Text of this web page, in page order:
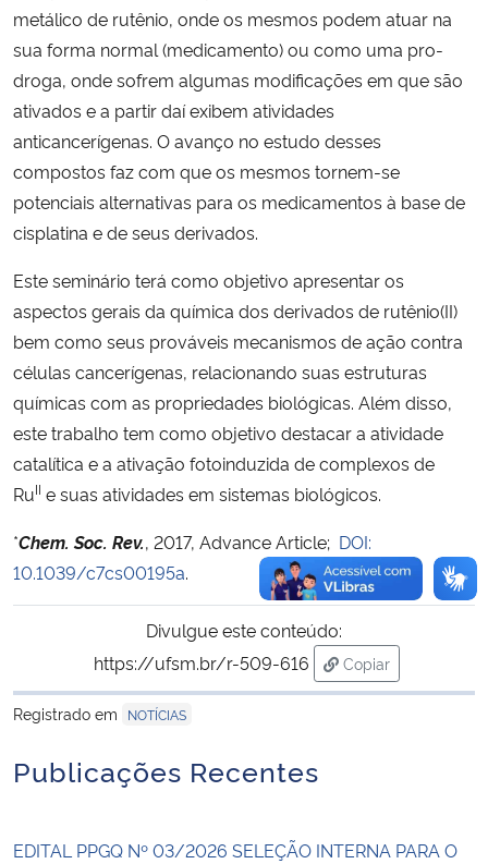
metálico de rutênio, onde os mesmos podem atuar na
sua forma normal (medicamento) ou como uma pro-
droga, onde sofrem algumas modificações em que são
ativados e a partir daí exibem atividades
anticancerígenas. O avanço no estudo desses
compostos faz com que os mesmos tornem-se
potenciais alternativas para os medicamentos à base de
cisplatina e de seus derivados.
Este seminário terá como objetivo apresentar os
aspectos gerais da química dos derivados de rutênio(II)
bem como seus prováveis mecanismos de ação contra
células cancerígenas, relacionando suas estruturas
químicas com as propriedades biológicas. Além disso,
este trabalho tem como objetivo destacar a atividade
catalítica e a ativação fotoinduzida de complexos de
RuII e suas atividades em sistemas biológicos.
*Chem. Soc. Rev., 2017, Advance Article; DOI:
10.1039/c7cs00195a.
Divulgue este conteúdo:
https://ufsm.br/r-509-616
Copiar
para área de
Registrado em
NOTÍCIAS
Publicações Recentes
EDITAL PPGQ Nº 03/2026 SELEÇÃO INTERNA PARA O